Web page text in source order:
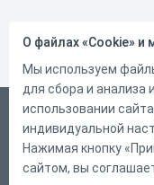
Русский
Справка
Форма обратной
О файлах «Cookie» и
Мы используем
для сбора и анализа
использовании
индивидуальной
Нажимая кнопку
сайтом, вы